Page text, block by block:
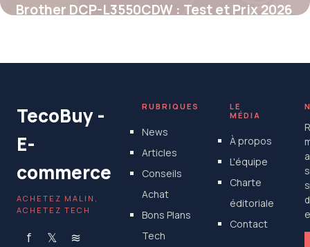
Brother DCP-L3550CDW : Test et Prix 2026
TecoBuy -
E-
commerce
ACHETEZ MALIN,
ACHETEZ TECH
f 𝕏 ≋
RUBRIQUES
News
Articles
Conseils
Achat
Bons Plans
Tech
LE
MÉDIA
À propos
L'équipe
Charte
éditoriale
Contact